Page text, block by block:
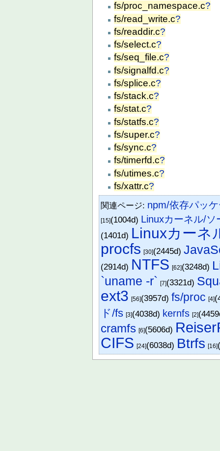
fs/proc_namespace.c?
fs/read_write.c?
fs/readdir.c?
fs/select.c?
fs/seq_file.c?
fs/signalfd.c?
fs/splice.c?
fs/stack.c?
fs/stat.c?
fs/statfs.c?
fs/super.c?
fs/sync.c?
fs/timerfd.c?
fs/utimes.c?
fs/xattr.c?
関連ページ: npm/依存パッ
[15](1004d) Linuxカーネル/
(1401d) Linuxカーネ
procfs [30](2445d)
(2914d) NTFS [62](3248d)
`uname -r` [7](3321d)
ext3 [56](3957d)fs/proc [4]
ド/fs [3](4038d) kernfs [2]
cramfs [6](5606d)
CIFS [24](6038d) Btrfs [16]